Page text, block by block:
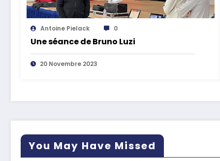
Antoine Pielack 0
Une séance de Bruno Luzi
20 Novembre 2023
You May Have Missed